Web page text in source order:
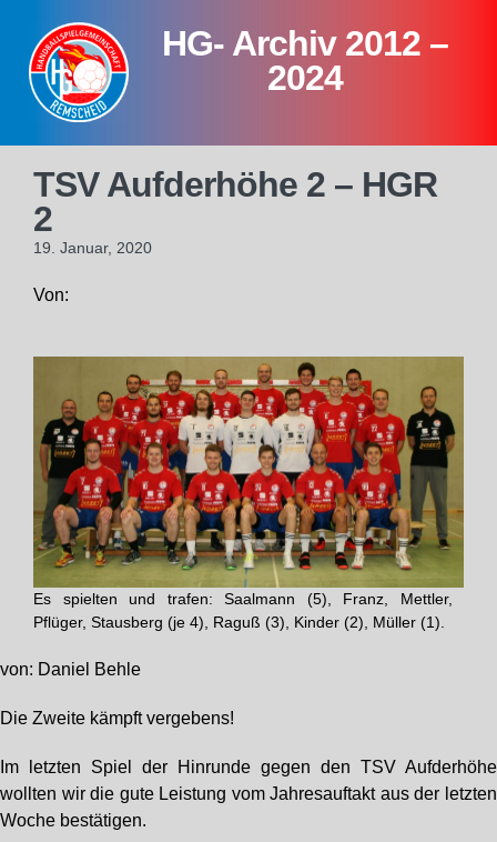
content
HG- Archiv 2012 –
2024
TSV Aufderhöhe 2 – HGR
2
19. Januar, 2020
Von:
Es spielten und trafen: Saalmann (5), Franz, Mettler,
Pflüger, Stausberg (je 4), Raguß (3), Kinder (2), Müller (1).
von: Daniel Behle
Die Zweite kämpft vergebens!
Im letzten Spiel der Hinrunde gegen den TSV Aufderhöhe
wollten wir die gute Leistung vom Jahresauftakt aus der letzten
Woche bestätigen.